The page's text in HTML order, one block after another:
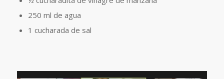
250 ml de agua
1 cucharada de sal